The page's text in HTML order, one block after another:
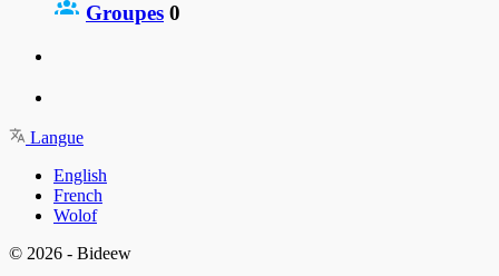
Groupes 0
Langue
English
French
Wolof
© 2026 - Bideew